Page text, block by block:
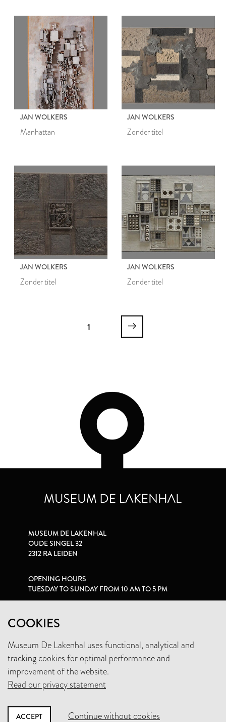
JAN WOLKERS
Manhattan
JAN WOLKERS
Zonder titel
JAN WOLKERS
Zonder titel
JAN WOLKERS
Zonder titel
1
COOKIES
Museum De Lakenhal uses functional, analytical and
tracking cookies for optimal performance and
improvement of the website.
Read our privacy statement
ACCEPT Continue without cookies
MUSEUM DE LAKENHAL
OUDE SINGEL 32
2312 RA LEIDEN
OPENING HOURS
TUESDAY TO SUNDAY FROM 10 AM TO 5 PM
+31 (0)71 5165360
INFO@LAKENHAL.NL
SUPPORT THE MUSEUM